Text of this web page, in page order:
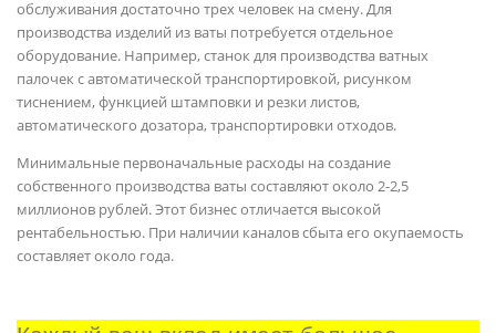
обслуживания достаточно трех человек на смену. Для
производства изделий из ваты потребуется отдельное
оборудование. Например, станок для производства ватных
палочек с автоматической транспортировкой, рисунком
тиснением, функцией штамповки и резки листов,
автоматического дозатора, транспортировки отходов.
Минимальные первоначальные расходы на создание
собственного производства ваты составляют около 2-2,5
миллионов рублей. Этот бизнес отличается высокой
рентабельностью. При наличии каналов сбыта его окупаемость
составляет около года.